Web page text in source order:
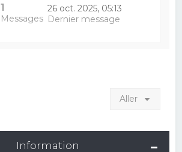
1
Messages
26 oct. 2025, 05:13
Dernier message
Aller
Information